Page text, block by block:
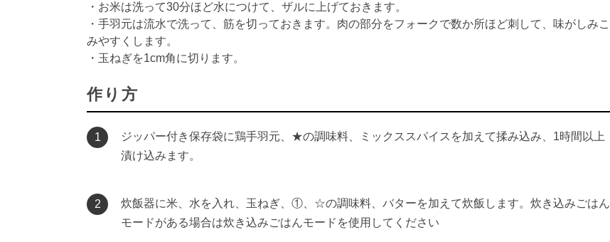
・お米は洗って30分ほど水につけて、ザルに上げておきます。
・手羽元は流水で洗って、筋を切っておきます。肉の部分をフォークで数か所ほど刺して、味がしみこ
みやすくします。
・玉ねぎを1cm角に切ります。
作り方
1
ジッパー付き保存袋に鶏手羽元、★の調味料、ミックススパイスを加えて揉み込み、1時間以上
漬け込みます。
2
炊飯器に米、水を入れ、玉ねぎ、①、☆の調味料、バターを加えて炊飯します。炊き込みごはん
モードがある場合は炊き込みごはんモードを使用してください